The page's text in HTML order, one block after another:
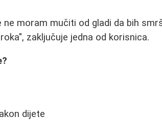
moram mučiti od gladi da bih
zaključuje jedna od korisnica.
dijete